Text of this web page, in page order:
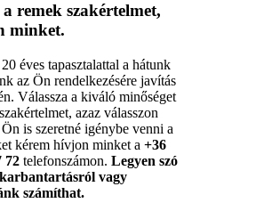
remek szakértelmet,
minket.
éves tapasztalattal a hátunk
az Ön rendelkezésére javítás
Válassza a kiváló minőséget
azaz válasszon
is szeretné igénybe venni a
kérem hívjon minket a +36
72 telefonszámon. Legyen szó
vagy
számíthat.